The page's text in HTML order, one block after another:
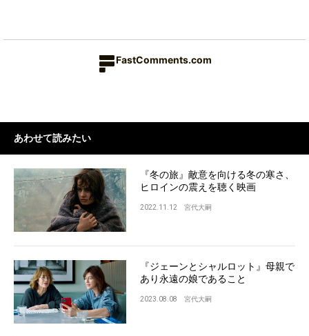
FastComments.com
あわせて読みたい
『冬の旅』敵意を向ける冬の寒さ、
ヒロインの震えを聴く映画
2022.11.12 宮代大嗣
『ジェーンとシャルロット』母親で
あり永遠の娘であること
2023.08.08 宮代大嗣